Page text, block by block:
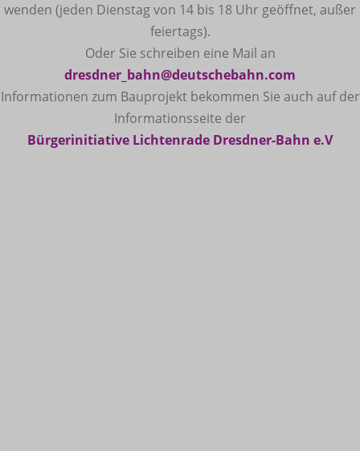
wenden (jeden Dienstag von 14 bis 18 Uhr geöffnet, außer
feiertags).
Oder Sie schreiben eine Mail an
dresdner_bahn@deutschebahn.com
Informationen zum Bauprojekt bekommen Sie auch auf der
Informationsseite der
Bürgerinitiative Lichtenrade Dresdner-Bahn e.V